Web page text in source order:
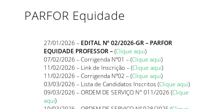
PARFOR Equidade
27/01/2026 – EDITAL Nº 02/2026-GR – PARFOR
EQUIDADE PROFESSOR –(Clique aqui)
07/02/2026 – Corrigenda Nº01 – (Clique aqui)
11/02/2026 – Link de Inscrição – (Clique aqui)
11/02/2026 – Corrigenda Nº02 – (Clique aqui)
03/03/2026 – Lista de Candidatos Inscritos (Clique aqui)
09/03/2026 – ORDEM DE SERVIÇO N° 011/2026 (Clique
aqui)